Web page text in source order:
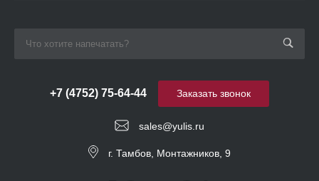
sales@yulis.ru
+7 (4752) 75-64-44
г. Тамбов, Монтажников, 9
Заказать звонок